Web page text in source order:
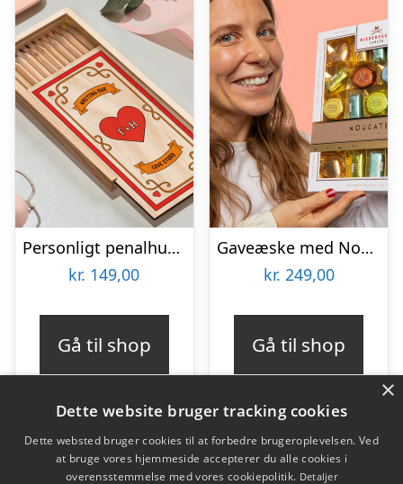
Personligt penalhus med Retrodesign
kr. 149,00
Gå til shop
Gaveæske med Nougat – Niederegger
kr. 249,00
Gå til shop
Varekategorier
×
Dette website bruger tracking cookies
Dette websted bruger cookies til at forbedre brugeroplevelsen. Ved
at bruge vores hjemmeside accepterer du alle cookies i
overensstemmelse med vores cookiepolitik. Detaljer